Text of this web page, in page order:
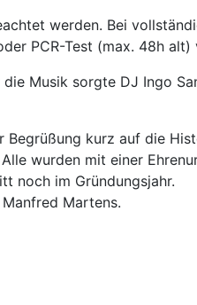
werden. Bei
PCR-Test (max. 48h alt)
Musik sorgte DJ Ingo
kurz auf die
wurden mit einer
noch im Gründungsjahr.
Martens.